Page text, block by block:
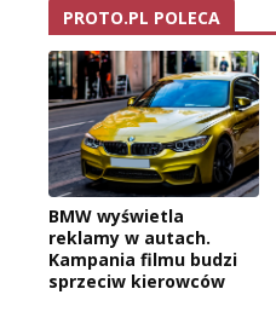
PROTO.PL POLECA
BMW wyświetla
reklamy w autach.
Kampania filmu budzi
sprzeciw kierowców